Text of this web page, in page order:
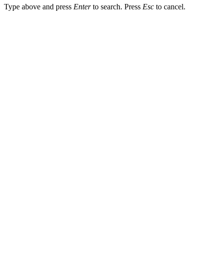
Type above and press Enterto search. Press Esc to cancel.